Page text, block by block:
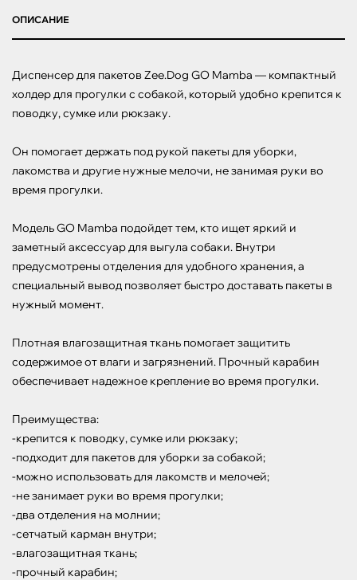
ОПИСАНИЕ
Диспенсер для пакетов Zee.Dog GO Mamba — компактный
холдер для прогулки с собакой, который удобно крепится к
поводку, сумке или рюкзаку.
Он помогает держать под рукой пакеты для уборки,
лакомства и другие нужные мелочи, не занимая руки во
время прогулки.
Модель GO Mamba подойдет тем, кто ищет яркий и
заметный аксессуар для выгула собаки. Внутри
предусмотрены отделения для удобного хранения, а
специальный вывод позволяет быстро доставать пакеты в
нужный момент.
Плотная влагозащитная ткань помогает защитить
содержимое от влаги и загрязнений. Прочный карабин
обеспечивает надежное крепление во время прогулки.
Преимущества:
-крепится к поводку, сумке или рюкзаку;
-подходит для пакетов для уборки за собакой;
-можно использовать для лакомств и мелочей;
-не занимает руки во время прогулки;
-два отделения на молнии;
-сетчатый карман внутри;
-влагозащитная ткань;
-прочный карабин;